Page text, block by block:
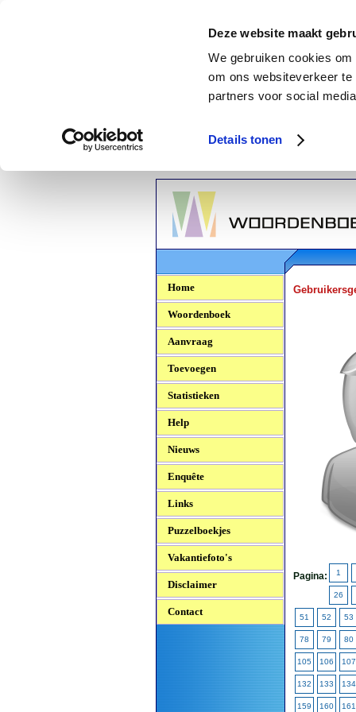
Deze website maakt
We gebruiken cookies
om ons websiteverkeer
partners voor social
Details tonen
Woordenboek.NU
Home
Woordenboek
Aanvraag
Toevoegen
Statistieken
Help
Nieuws
Enquête
Links
Puzzelboekjes
Vakantiefoto's
Disclaimer
Contact
Pagina: 1
26
51 52 53
78 79 80
105 106 107
132 133 134
159 160 161